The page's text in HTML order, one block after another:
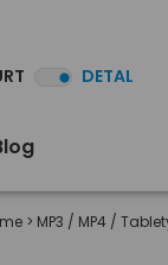
DETAL
> MP3 / MP4 /